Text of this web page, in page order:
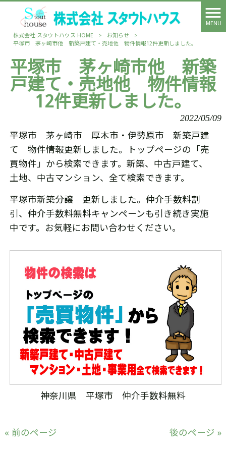
MENU
株式会社 スタウトハウス HOME
> お知らせ
>
平塚市 茅ヶ崎市他 新築戸建て・売地他 物件情報12件更新しました。
平塚市 茅ヶ崎市他 新築
戸建て・売地他 物件情報
12件更新しました。
2022/05/09
平塚市 茅ヶ崎市 厚木市・伊勢原市 新築戸建
て 物件情報更新しました。トップページの「売
買物件」から検索できます。新築、中古戸建て、
土地、中古マンション、全て検索できます。
平塚市新築分譲 更新しました。仲介手数料割
引、仲介手数料無料キャンペーンも引き続き実施
中です。お気軽にお問い合わせください。
神奈川県 平塚市 仲介手数料無料
« 前のページ 後のページ »